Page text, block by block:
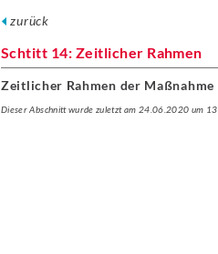
zurück
Schtitt 14: Zeitlicher Rahmen
Zeitlicher Rahmen der Maßnahme
Dieser Abschnitt wurde zuletzt am 24.06.2020 um